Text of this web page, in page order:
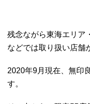
残念ながら東海エリア
などでは取り扱い店舗
2020年9月現在、無印
す。